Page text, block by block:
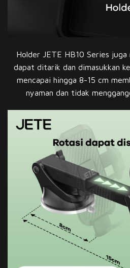
Holder JETE HB10 Series
dapat ditarik dan dimasukkan
mencapai hingga 8-15 cm
nyaman dan tidak